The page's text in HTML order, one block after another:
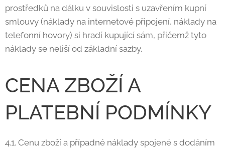
prostředků na dálku v souvislosti s uzavřením kupní
smlouvy (náklady na internetové připojení, náklady na
telefonní hovory) si hradí kupující sám, přičemž tyto
náklady se neliší od základní sazby.
CENA ZBOŽÍ A
PLATEBNÍ PODMÍNKY
4.1. Cenu zboží a případné náklady spojené s dodáním